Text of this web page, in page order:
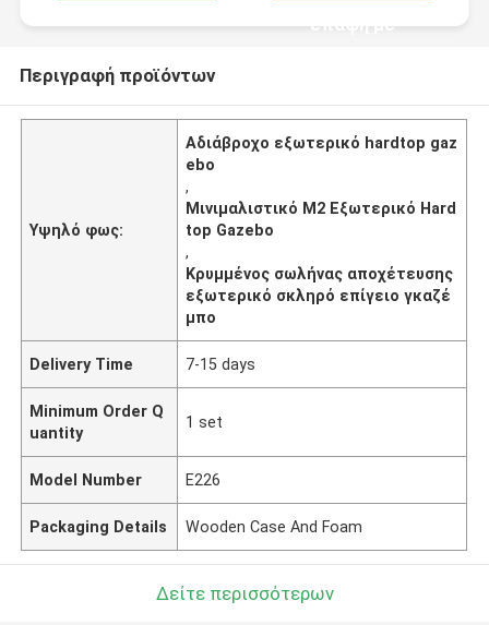
επαφή με
Περιγραφή προϊόντων
Υψηλό φως:
Αδιάβροχο εξωτερικό hardtop gaz
ebo
,
Μινιμαλιστικό M2 Εξωτερικό Hard
top Gazebo
,
Κρυμμένος σωλήνας αποχέτευσης
εξωτερικό σκληρό επίγειο γκαζέ
μπο
Delivery Time 7-15 days
Minimum Order Q
uantity
1 set
Model Number E226
Packaging Details Wooden Case And Foam
Δείτε περισσότερων